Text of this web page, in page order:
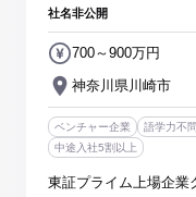
社名非公開
神奈川県川崎市
700～900万円
ベンチャー企業 語学力不問
中途入社5割以上
東証プライム上場企業